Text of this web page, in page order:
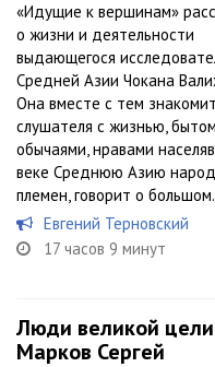
«Идущие к вершинам»
о жизни и деятельности
выдающегося
Средней Азии Чокана
Она вместе с тем знакомит
слушателя с жизнью,
обычаями, нравами
веке Среднюю Азию
племен, говорит о
Евгений Терновский
17 часов 9 минут
Люди великой
Марков Сергей